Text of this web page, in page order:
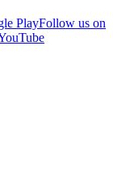
PlayFollow us on